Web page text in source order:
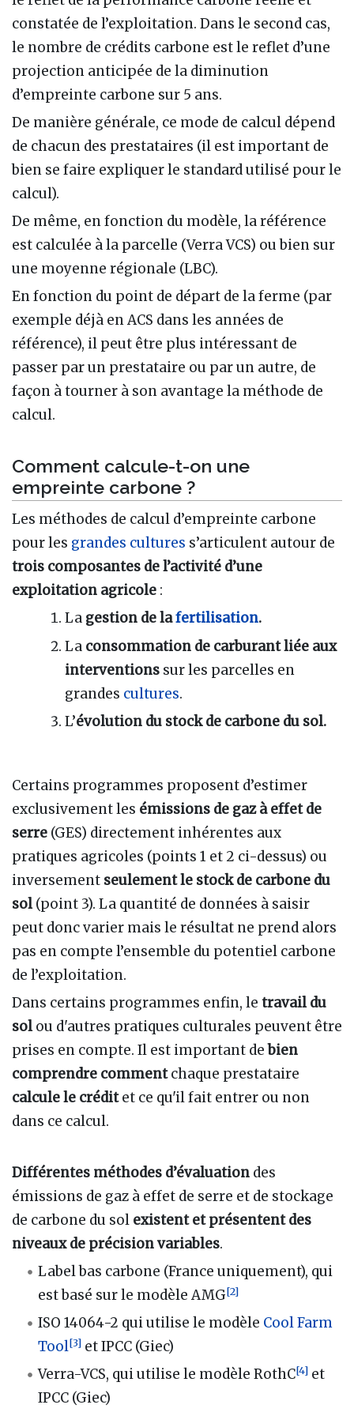
constatée de l’exploitation. Dans le second cas,
le nombre de crédits carbone est le reflet d’une
projection anticipée de la diminution
d’empreinte carbone sur 5 ans.
De manière générale, ce mode de calcul dépend
de chacun des prestataires (il est important de
bien se faire expliquer le standard utilisé pour le
calcul).
De même, en fonction du modèle, la référence
est calculée à la parcelle (Verra VCS) ou bien sur
une moyenne régionale (LBC).
En fonction du point de départ de la ferme (par
exemple déjà en ACS dans les années de
référence), il peut être plus intéressant de
passer par un prestataire ou par un autre, de
façon à tourner à son avantage la méthode de
calcul.
Comment calcule-t-on une
empreinte carbone ?
Les méthodes de calcul d’empreinte carbone
pour les grandes cultures s’articulent autour de
trois composantes de l’activité d’une
exploitation agricole :
La gestion de lafertilisation.
La consommation de carburant liée aux
interventions sur les parcelles en
grandes cultures.
L’évolution du stock de carbone du sol.
Certains programmes proposent d’estimer
exclusivement les émissions de gaz à effet de
serre (GES) directement inhérentes aux
pratiques agricoles (points 1 et 2 ci-dessus) ou
inversement seulement le stock de carbone du
sol(point 3). La quantité de données à saisir
peut donc varier mais le résultat ne prend alors
pas en compte l’ensemble du potentiel carbone
de l’exploitation.
Dans certains programmes enfin, le travail du
solou d'autres pratiques culturales peuvent être
prises en compte. Il est important debien
comprendre commentchaque prestataire
calcule le créditet ce qu'il fait entrer ou non
dans ce calcul.
Différentes méthodes d’évaluation des
émissions de gaz à effet de serre et de stockage
de carbone du sol existent et présentent des
niveaux de précision variables.
Label bas carbone (France uniquement), qui
est basé sur le modèle AMG[2]
ISO 14064-2 qui utilise le modèle Cool Farm
Tool[3] et IPCC (Giec)
Verra-VCS, qui utilise le modèle RothC[4] et
IPCC (Giec)